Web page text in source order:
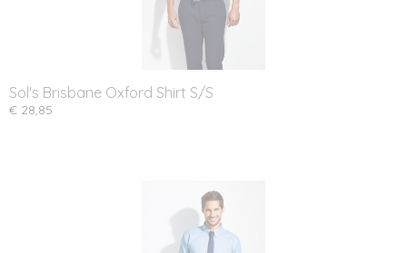
Sol's Brisbane Oxford Shirt S/S
€ 28,85